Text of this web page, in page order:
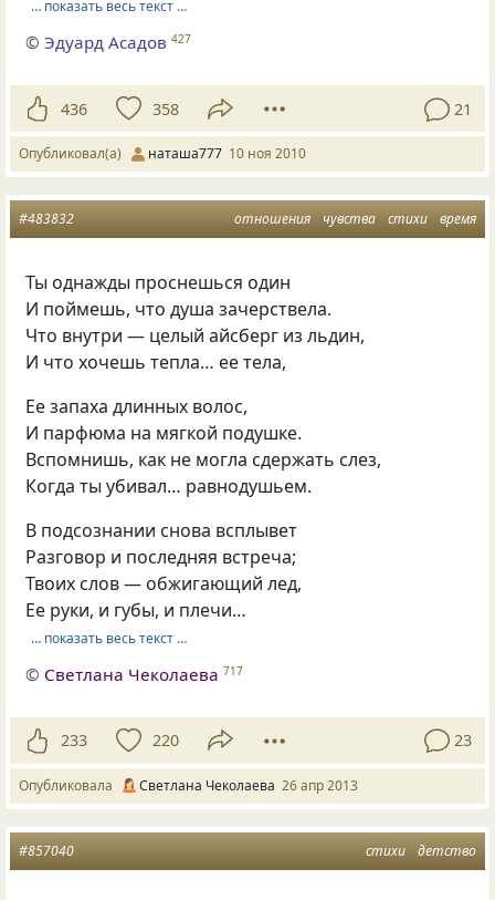
… показать весь текст …
©Эдуард Асадов 427
436 358 21
Опубликовал(а) наташа777 10 ноя 2010
отношения чувства стихи время
#483832
Ты однажды проснешься один
И поймешь, что душа зачерствела.
Что внутри — целый айсберг из льдин,
И что хочешь тепла… ее тела,
Ее запаха длинных волос,
И парфюма на мягкой подушке.
Вспомнишь, как не могла сдержать слез,
Когда ты убивал… равнодушьем.
В подсознании снова всплывет
Разговор и последняя встреча;
Твоих слов — обжигающий лед,
Ее руки, и губы, и плечи…
… показать весь текст …
© Светлана Чеколаева 717
233 220 23
Опубликовала Светлана Чеколаева 26 апр 2013
стихи детство
#857040